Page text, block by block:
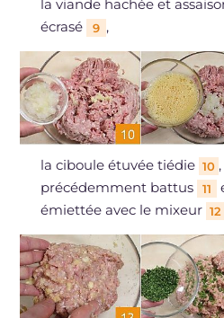
la viande hachée et
écrasé
9 ,
la ciboule étuvée tiédie 10
précédemment battus
11
émiettée avec le mixeur 12